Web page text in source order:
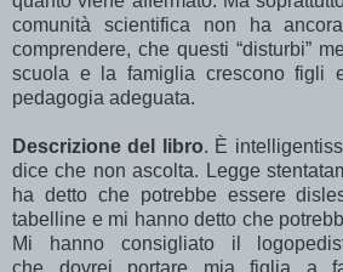
comunità scientifica non ha
comprendere, che questi “disturbi”
scuola e la famiglia crescono figli
pedagogia adeguata.
Descrizione del libro. È
dice che non ascolta. Legge
ha detto che potrebbe essere
tabelline e mi hanno detto che
Mi hanno consigliato il